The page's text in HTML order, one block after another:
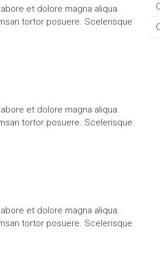
et dolore magna aliqua.
tortor posuere. Scelerisque
et dolore magna aliqua.
tortor posuere. Scelerisque
et dolore magna aliqua.
tortor posuere. Scelerisque